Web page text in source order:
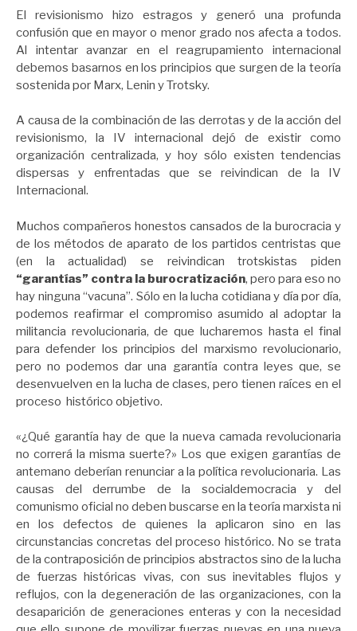
El revisionismo hizo estragos y generó una profunda
confusión que en mayor o menor grado nos afecta a todos.
Al intentar avanzar en el reagrupamiento internacional
debemos basarnos en los principios que surgen de la teoría
sostenida por Marx, Lenin y Trotsky.
A causa de la combinación de las derrotas y de la acción del
revisionismo, la IV internacional dejó de existir como
organización centralizada, y hoy sólo existen tendencias
dispersas y enfrentadas que se reivindican de la IV
Internacional.
Muchos compañeros honestos cansados de la burocracia y
de los métodos de aparato de los partidos centristas que
(en la actualidad) se reivindican trotskistas piden
“garantías” contra la burocratización, pero para eso no
hay ninguna “vacuna”. Sólo en la lucha cotidiana y día por día,
podemos reafirmar el compromiso asumido al adoptar la
militancia revolucionaria, de que lucharemos hasta el final
para defender los principios del marxismo revolucionario,
pero no podemos dar una garantía contra leyes que, se
desenvuelven en la lucha de clases, pero tienen raíces en el
proceso histórico objetivo.
«¿Qué garantía hay de que la nueva camada revolucionaria
no correrá la misma suerte?» Los que exigen garantías de
antemano deberían renunciar a la política revolucionaria. Las
causas del derrumbe de la socialdemocracia y del
comunismo oficial no deben buscarse en la teoría marxista ni
en los defectos de quienes la aplicaron sino en las
circunstancias concretas del proceso histórico. No se trata
de la contraposición de principios abstractos sino de la lucha
de fuerzas históricas vivas, con sus inevitables flujos y
reflujos, con la degeneración de las organizaciones, con la
desaparición de generaciones enteras y con la necesidad